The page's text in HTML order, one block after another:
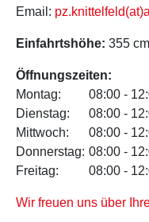
Email:
Einfahrtshöhe: 355 cm
Öffnungszeiten:
Montag:
08:00 -
Dienstag:
08:00 -
Mittwoch:
08:00 -
Donnerstag: 08:00 -
Freitag:
08:00 -
Wir freuen uns über